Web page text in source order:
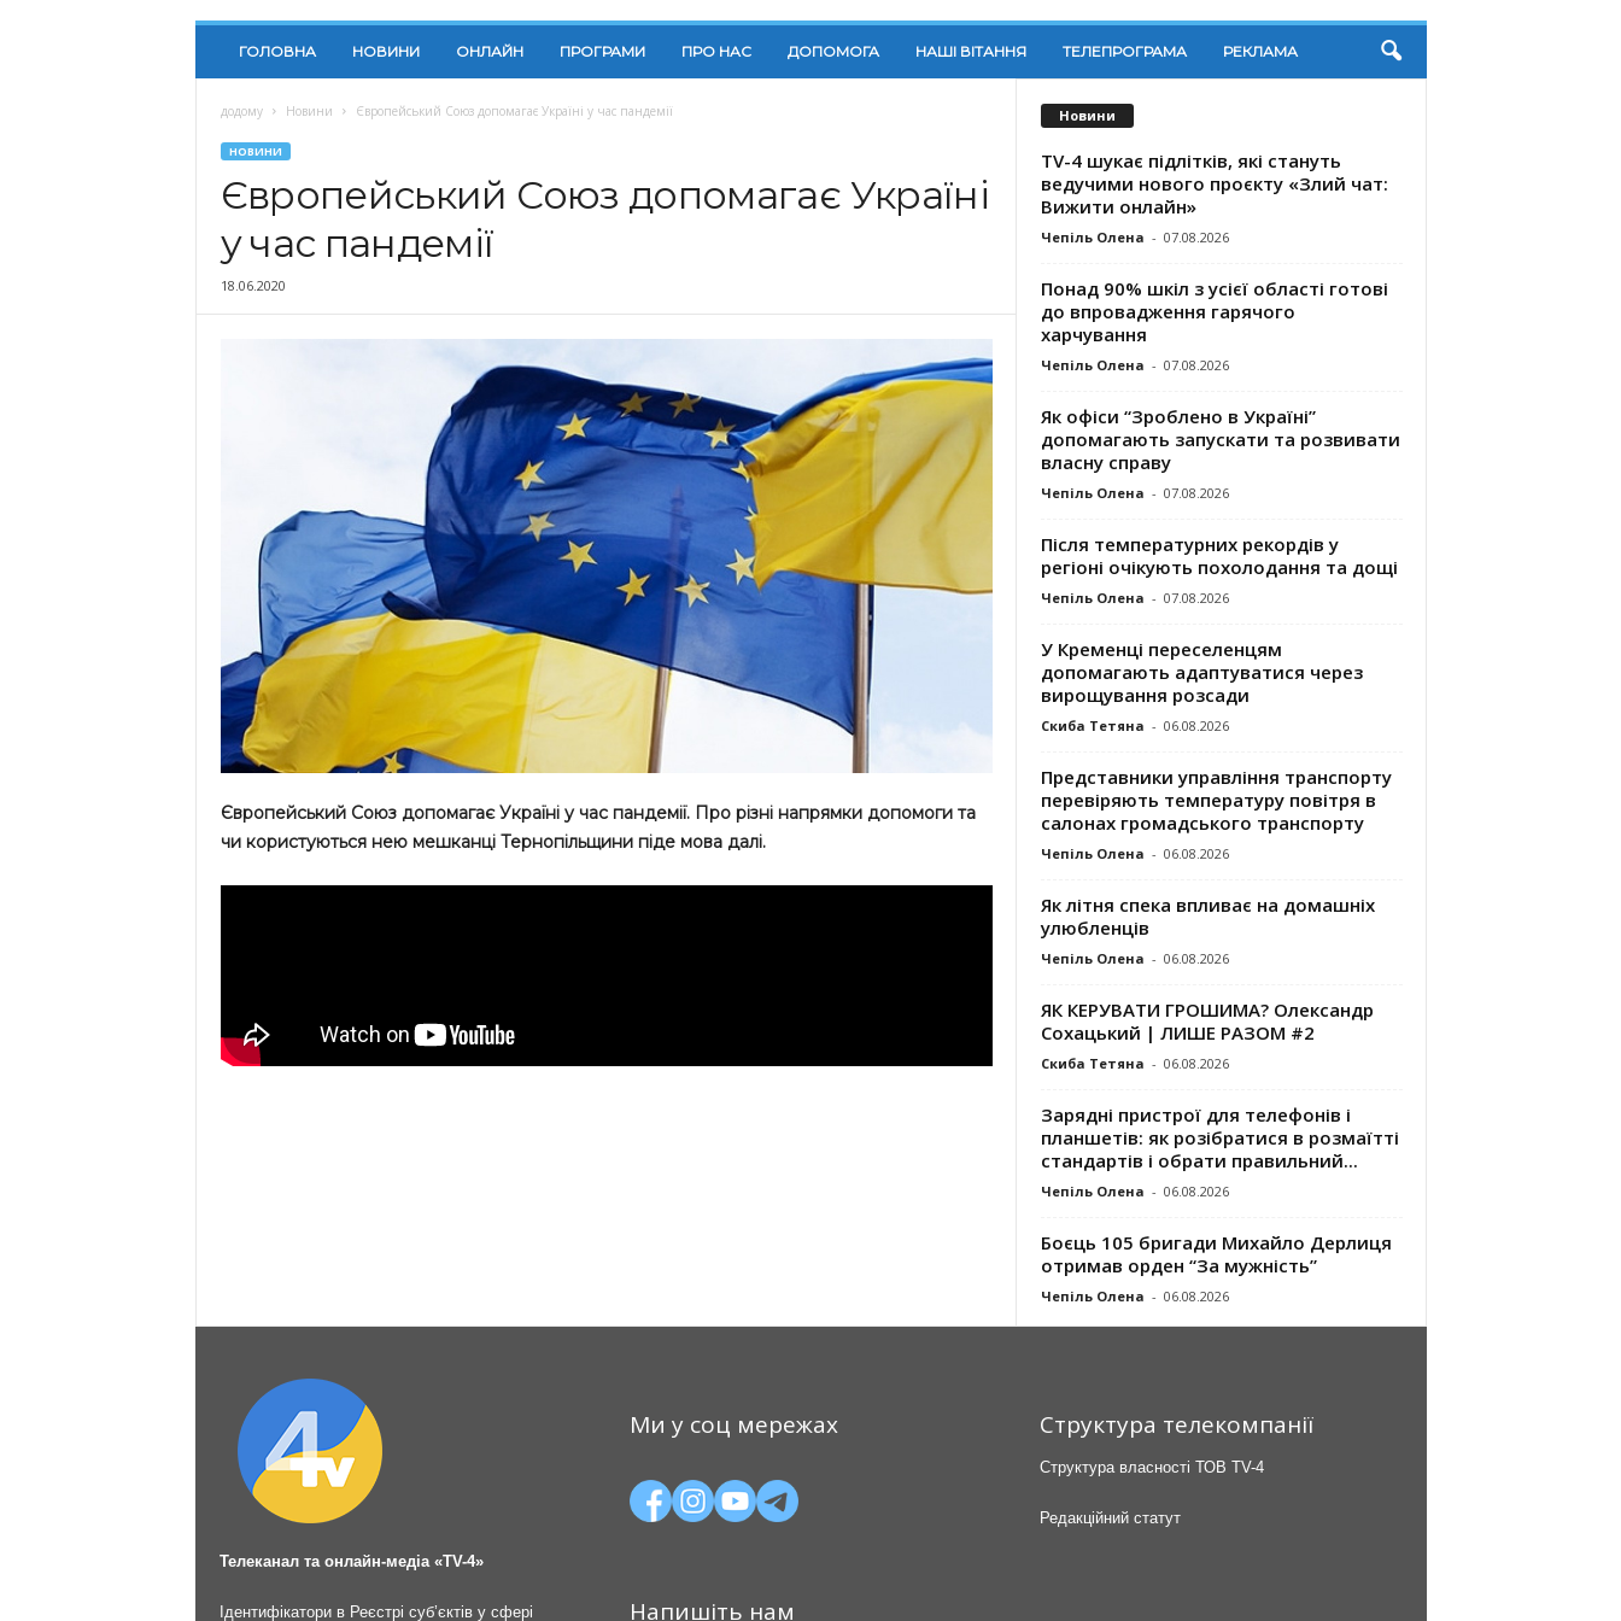
ГОЛОВНА НОВИНИ ОНЛАЙН ПРОГРАМИ ПРО НАС ДОПОМОГА НАШІ ВІТАННЯ ТЕЛЕПРОГРАМА РЕКЛАМА
додому Новини Європейський Союз допомагає Україні у час пандемії
НОВИНИ
Європейський Союз допомагає Україні
у час пандемії
18.06.2020
Європейський Союз допомагає Україні у час пандемії. Про різні напрямки допомоги та
чи користуються нею мешканці Тернопільщини піде мова далі.
Новини
TV-4 шукає підлітків, які стануть
ведучими нового проєкту «Злий чат:
Вижити онлайн»
Чепіль Олена - 07.08.2026
Понад 90% шкіл з усієї області готові
до впровадження гарячого
харчування
Чепіль Олена - 07.08.2026
Як офіси “Зроблено в Україні”
допомагають запускaти та розвивати
власну справу
Чепіль Олена - 07.08.2026
Після температурних рекордів у
регіоні очікують похолодання та дощі
Чепіль Олена - 07.08.2026
У Кременці переселенцям
допомагають адаптуватися через
вирощування розсади
Скиба Тетяна - 06.08.2026
Представники управління транспорту
перевіряють температуру повітря в
салонах громадського транспорту
Чепіль Олена - 06.08.2026
Як літня спека впливає на домашніх
улюбленців
Чепіль Олена - 06.08.2026
ЯК КЕРУВАТИ ГРОШИМА? Олександр
Сохацький | ЛИШЕ РАЗОМ #2
Скиба Тетяна - 06.08.2026
Зарядні пристрої для телефонів і
планшетів: як розібратися в розмаїтті
стандартів і обрати правильний...
Чепіль Олена - 06.08.2026
Боєць 105 бригади Михайло Дерлиця
отримав орден “За мужність”
Чепіль Олена - 06.08.2026
Телеканал та онлайн-медіа «TV-4»
Ідентифікатори в Реєстрі суб’єктів у сфері
Ми у соц мережах
Напишіть нам
Структура телекомпанії
Структура власності ТОВ TV-4
Редакційний статут